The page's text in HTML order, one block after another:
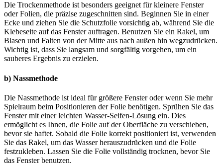
Die Trockenmethode ist besonders geeignet für kleinere Fenster
oder Folien, die präzise zugeschnitten sind. Beginnen Sie in einer
Ecke und ziehen Sie die Schutzfolie vorsichtig ab, während Sie die
Klebeseite auf das Fenster auftragen. Benutzen Sie ein Rakel, um
Blasen und Falten von der Mitte aus nach außen hin wegzudrücken.
Wichtig ist, dass Sie langsam und sorgfältig vorgehen, um ein
sauberes Ergebnis zu erzielen.
b) Nassmethode
Die Nassmethode ist ideal für größere Fenster oder wenn Sie mehr
Spielraum beim Positionieren der Folie benötigen. Sprühen Sie das
Fenster mit einer leichten Wasser-Seifen-Lösung ein. Dies
ermöglicht es Ihnen, die Folie auf der Oberfläche zu verschieben,
bevor sie haftet. Sobald die Folie korrekt positioniert ist, verwenden
Sie das Rakel, um das Wasser herauszudrücken und die Folie
festzukleben. Lassen Sie die Folie vollständig trocknen, bevor Sie
das Fenster benutzen.